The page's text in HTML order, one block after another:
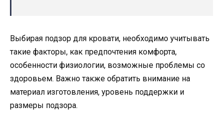
Выбирая подзор для кровати, необходимо учитывать
такие факторы, как предпочтения комфорта,
особенности физиологии, возможные проблемы со
здоровьем. Важно также обратить внимание на
материал изготовления, уровень поддержки и
размеры подзора.